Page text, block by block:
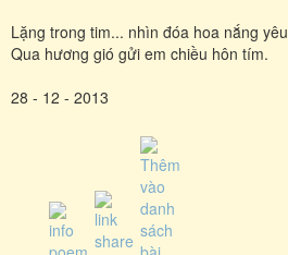
Lặng trong tim... nhìn đóa hoa nắng yêu
Qua hương gió gửi em chiều hôn tím.
28 - 12 - 2013